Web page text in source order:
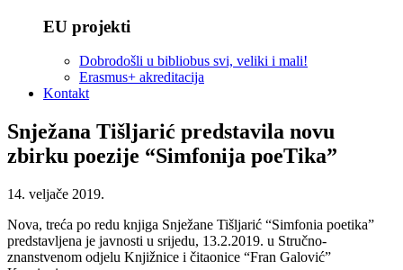
EU projekti
Dobrodošli u bibliobus svi, veliki i mali!
Erasmus+ akreditacija
Kontakt
Snježana Tišljarić predstavila novu
zbirku poezije “Simfonija poeTika”
14. veljače 2019.
Nova, treća po redu knjiga Snježane Tišljarić “Simfonia poetika”
predstavljena je javnosti u srijedu, 13.2.2019. u Stručno-
znanstvenom odjelu Knjižnice i čitaonice “Fran Galović”